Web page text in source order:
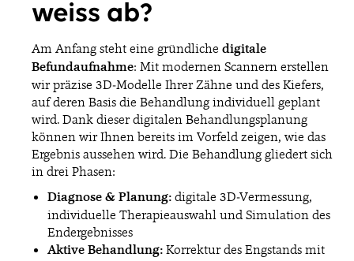
weiss ab?
Am Anfang steht eine gründliche digitale
Befundaufnahme: Mit modernen Scannern erstellen
wir präzise 3D-Modelle Ihrer Zähne und des Kiefers,
auf deren Basis die Behandlung individuell geplant
wird. Dank dieser digitalen Behandlungsplanung
können wir Ihnen bereits im Vorfeld zeigen, wie das
Ergebnis aussehen wird. Die Behandlung gliedert sich
in drei Phasen:
Diagnose & Planung: digitale 3D-Vermessung,
individuelle Therapieauswahl und Simulation des
Endergebnisses
Aktive Behandlung: Korrektur des Engstands mit